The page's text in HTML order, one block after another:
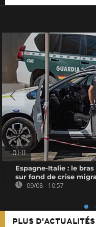
01:11
Espagne-Italie : le
sur fond de crise
09/08 - 10:57
PLUS D'ACTUALITÉS